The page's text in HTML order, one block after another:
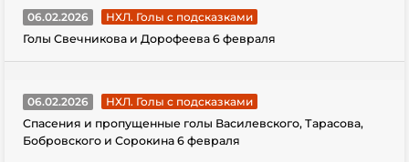
06.02.2026
НХЛ. Голы с подсказками
Голы Свечникова и Дорофеева 6 февраля
06.02.2026
НХЛ. Голы с подсказками
Спасения и пропущенные голы Василевского, Тарасова,
Бобровского и Сорокина 6 февраля